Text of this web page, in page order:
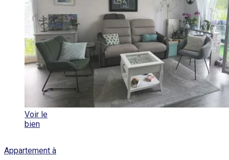
Voir le
bien
Appartement à